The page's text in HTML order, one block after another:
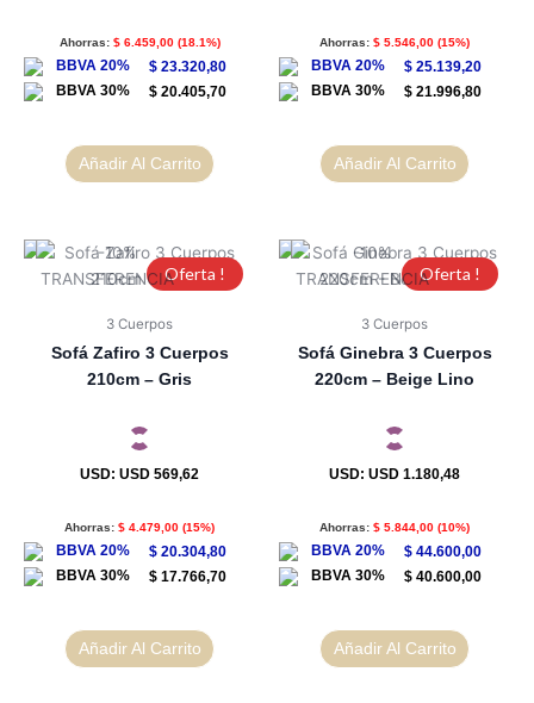
Ahorras: $6.459,00 (18.1%)
$ 23.320,80
$ 20.405,70
Añadir Al Carrito
Ahorras: $ 5.546,00 (15%)
$ 25.139,20
$ 21.996,80
Añadir Al Carrito
Oferta !
3 Cuerpos
Sofá Zafiro 3 Cuerpos
210cm – Gris
USD: USD 569,62
Ahorras: $ 4.479,00 (15%)
$ 20.304,80
$ 17.766,70
Añadir Al Carrito
Oferta !
3 Cuerpos
Sofá Ginebra 3 Cuerpos
220cm – Beige Lino
USD: USD 1.180,48
Ahorras: $ 5.844,00 (10%)
$ 44.600,00
$ 40.600,00
Añadir Al Carrito